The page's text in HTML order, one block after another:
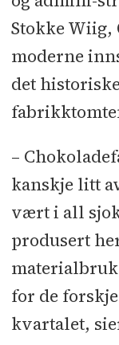
Stokke Wiig,
moderne
det
–
kanskje litt
vært i all
produsert
for de
kvartalet,